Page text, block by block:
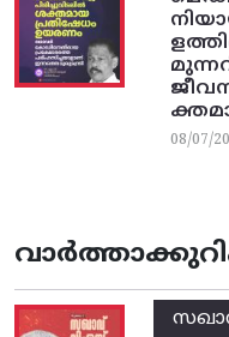
08/07/